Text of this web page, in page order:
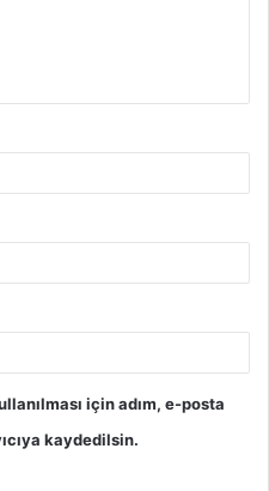
için adım, e-posta
kaydedilsin.